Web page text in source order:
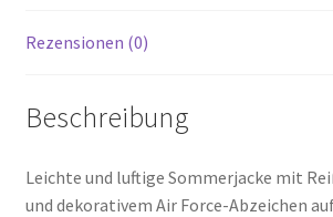
Rezensionen (0)
Beschreibung
Leichte und luftige Sommerjacke mit
und dekorativem Air Force-Abzeichen